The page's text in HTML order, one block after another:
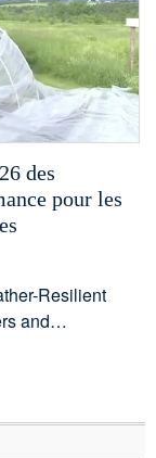
des
pour les
Resilient
and
and intense
and Agriculture
wind and